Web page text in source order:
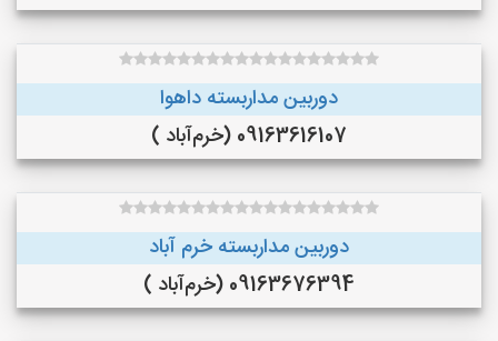
دوربین مداربسته داهوا
09163616107 (خرم‌آباد )
دوربین مداربسته خرم آباد
09163676394 (خرم‌آباد )